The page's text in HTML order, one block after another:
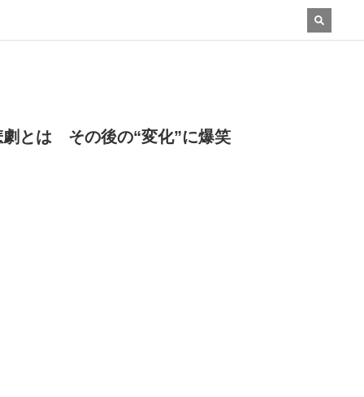
とは その後の“変化”に爆笑